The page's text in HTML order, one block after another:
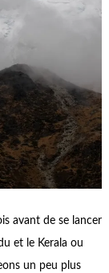
avant de se lancer
et le Kerala ou
un peu plus